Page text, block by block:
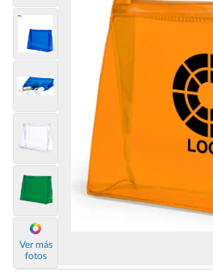
Ver más
fotos